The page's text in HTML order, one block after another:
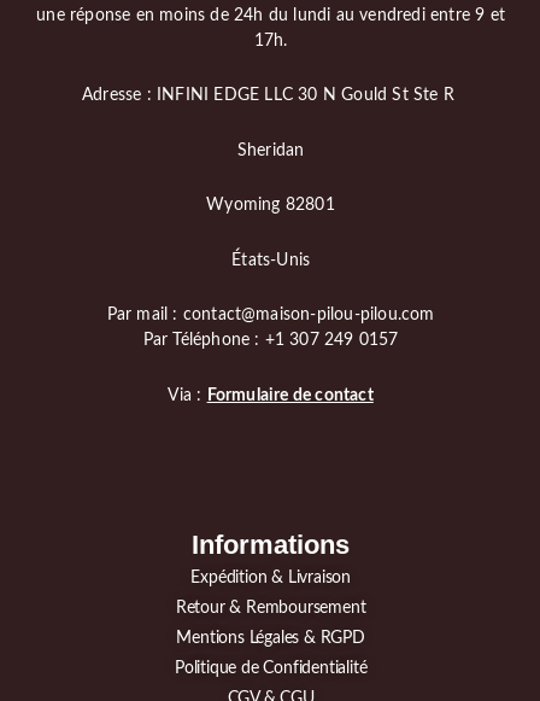
une réponse en moins de 24h du lundi au vendredi entre 9 et
17h.
Adresse : INFINI EDGE LLC 30 N Gould St Ste R
Sheridan
Wyoming 82801
États-Unis
Par mail : contact@maison-pilou-pilou.com
Par Téléphone : +1 307 249 0157
Via : Formulaire de contact
Informations
Expédition & Livraison
Retour & Remboursement
Mentions Légales & RGPD
Politique de Confidentialité